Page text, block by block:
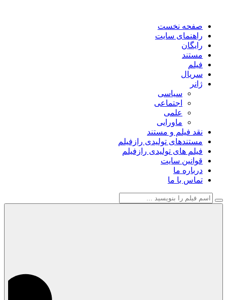
صفحه نخست
راهنمای سایت
رایگان
مستند
فیلم
سریال
ژانر
سیاسی
اجتماعی
علمی
ماورایی
نقد فیلم و مستند
مستندهای تولیدی رازفیلم
فیلم های تولیدی رازفیلم
قوانین سایت
درباره ما
تماس با ما